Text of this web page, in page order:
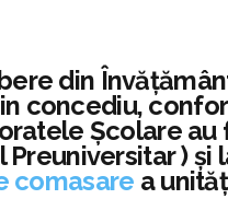
din
concediu,
Şcolare
)
comasare a